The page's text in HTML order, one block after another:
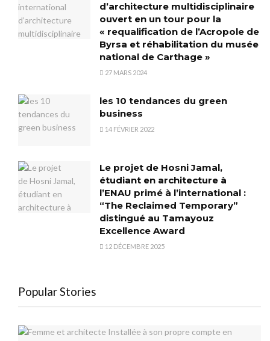
d’architecture multidisciplinaire
ouvert en un tour pour la
« requalification de l’Acropole de
Byrsa et réhabilitation du musée
national de Carthage »
27 MARS 2024
les 10 tendances du green
business
14 FÉVRIER 2022
Le projet de Hosni Jamal,
étudiant en architecture à
l’ENAU primé à l’international :
“The Reclaimed Temporary”
distingué au Tamayouz
Excellence Award
12 DÉCEMBRE 2025
Popular Stories